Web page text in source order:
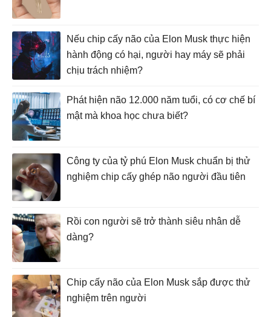
Nếu chip cấy não của Elon Musk thực hiện
hành động có hại, người hay máy sẽ phải
chịu trách nhiệm?
Phát hiện não 12.000 năm tuổi, có cơ chế bí
mật mà khoa học chưa biết?
Công ty của tỷ phú Elon Musk chuẩn bị thử
nghiệm chip cấy ghép não người đầu tiên
Rồi con người sẽ trở thành siêu nhân dễ
dàng?
Chip cấy não của Elon Musk sắp được thử
nghiệm trên người